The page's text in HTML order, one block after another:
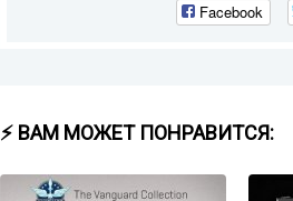
Facebook
⚡ ВАМ МОЖЕТ ПОНРАВИТСЯ: